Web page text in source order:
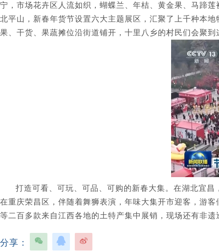
宁，市场花卉区人流如织，蝴蝶兰、年桔、黄金果、马蹄
北平山，新春年货节设置六大主题展区，汇聚了上千种本
果、干货、果蔬摊位沿街道铺开，十里八乡的村民们会聚到
打造可看、可玩、可品、可购的新春大集。在湖北宜
在重庆荣昌区，伴随着舞狮表演，年味大集开市迎客，游
等二百多款来自江西各地的土特产集中展销，现场还有非
分享：